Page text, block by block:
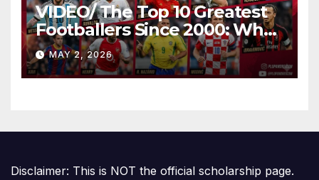
VIDEO/ The Top 10 Greatest
Footballers Since 2000: Who
Is Number One
MAY 2, 2026
Disclaimer: This is NOT the official scholarship page.